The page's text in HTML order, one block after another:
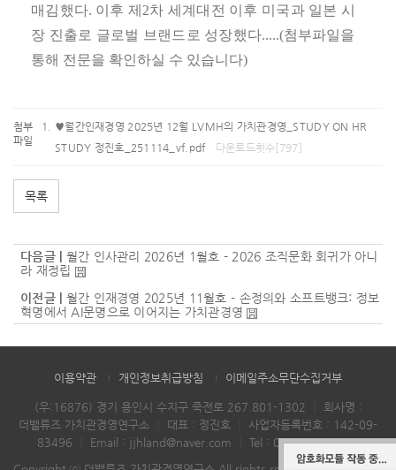
매김했다. 이후 제 2차 세계대전 이후 미국과 일본 시
장 진출로 글로벌 브랜드로 성장했다.....(첨부파일을
통해 전문을 확인하실 수 있습니다)
첨부
파일
♥월간인재경영 2025년 12월 LVMH의 가치관경영_STUDY ON HR
STUDY 정진호_251114_vf.pdf
다운로드횟수[797]
목록
다음글 | 월간 인사관리 2026년 1월호 - 2026 조직문화 회귀가 아니
라 재정립
이전글 | 월간 인재경영 2025년 11월호 - 손정의와 소프트뱅크: 정보
혁명에서 AI문명으로 이어지는 가치관경영
이용약관 개인정보취급방침 이메일주소무단수집거부
(우:16876) 경기 용인시 수지구 죽전로 267 801-1302
회사명 :
더밸류즈 가치관경영연구소
대표 : 정진호
사업자등록번호 : 142-09-
83496
Email : jjhland@naver.com Tel : 070-4102-3886